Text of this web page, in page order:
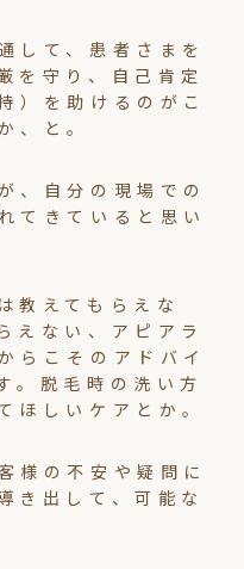
して、患者さまを
を守り、自己肯定
）を助けるのがこ
、と。
、自分の現場での
てきていると思い
教えてもらえな
えない、アピアラ
らこそのアドバイ
。脱毛時の洗い方
ほしいケアとか。
様の不安や疑問に
き出して、可能な